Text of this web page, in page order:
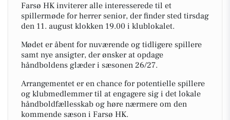
Farsø HK inviterer alle interesserede til et
spillermøde for herrer senior, der finder sted tirsdag
den 11. august klokken 19.00 i klublokalet.
Mødet er åbent for nuværende og tidligere spillere
samt nye ansigter, der ønsker at opdage
håndboldens glæder i sæsonen 26/27.
Arrangementet er en chance for potentielle spillere
og klubmedlemmer til at engagere sig i det lokale
håndboldfællesskab og høre nærmere om den
kommende sæson i Farsø HK.